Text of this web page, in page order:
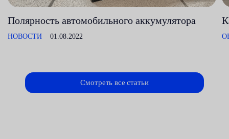
Полярность автомобильного аккумулятора
НОВОСТИ 01.08.2022
Смотреть все статьи